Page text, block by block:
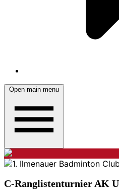
Open main menu
C-Ranglistenturnier AK